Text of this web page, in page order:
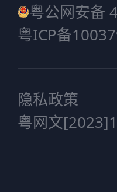
粤公网安备
粤ICP备
隐私政策
粤网文